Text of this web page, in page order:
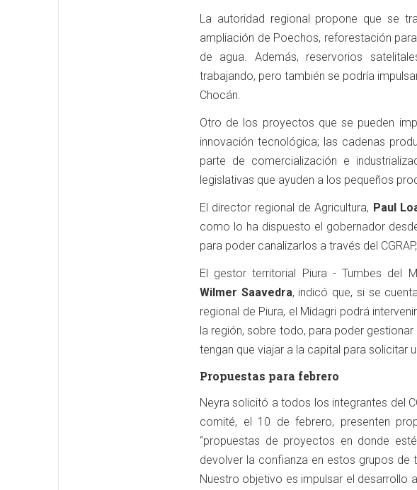
La autoridad regional propone que se
ampliación de Poechos, reforestación
de agua. Además, reservorios
trabajando, pero también se podría
Chocán.
Otro de los proyectos que se pueden
innovación tecnológica; las cadenas
parte de comercialización e
legislativas que ayuden a los pequeños
El director regional de Agricultura, Paul
como lo ha dispuesto el gobernador
para poder canalizarlos a través del
El gestor territorial Piura - Tumbes del
Wilmer Saavedra, indicó que, si se
regional de Piura, el Midagri podrá
la región, sobre todo, para poder
tengan que viajar a la capital para solicitar
Propuestas para febrero
Neyra solicitó a todos los integrantes del
comité, el 10 de febrero, presenten
“propuestas de proyectos en donde
devolver la confianza en estos grupos de
Nuestro objetivo es impulsar el desarrollo